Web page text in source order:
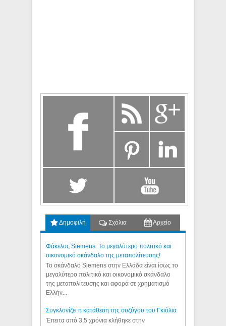
Δημοφιλή Σχόλια Αρχείο
Φάκελος Siemens: Το μεγαλύτερο πολιτικό και
οικονομικό σκάνδαλο της μεταπολίτευσης!
Το σκάνδαλο Siemens στην Ελλάδα είναι ίσως το
μεγαλύτερο πολιτικό και οικονομικό σκάνδαλο
της μεταπολίτευσης και αφορά σε χρηματισμό
Ελλήν...
Συγκλονίζει η κατάθεση της συζύγου του Γκιόλια
Έπειτα από 3,5 χρόνια κλήθηκε στην